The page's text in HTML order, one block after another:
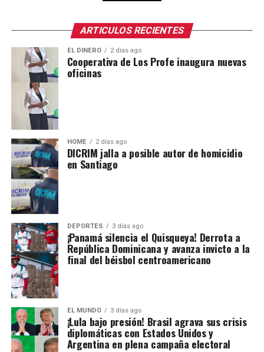
ARTICULOS RECIENTES
EL DINERO 2 días ago
Cooperativa de Los Profe inaugura nuevas
oficinas
HOME 2 días ago
DICRIM jalla a posible autor de homicidio
en Santiago
DEPORTES 3 días ago
¡Panamá silencia el Quisqueya! Derrota a
República Dominicana y avanza invicto a la
final del béisbol centroamericano
EL MUNDO 3 días ago
¡Lula bajo presión! Brasil agrava sus crisis
diplomáticas con Estados Unidos y
Argentina en plena campaña electoral